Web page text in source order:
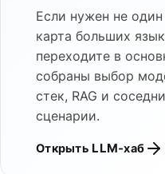
Если нужен не
карта больших
переходите в
собраны выбор
стек, RAG и
сценарии.
Открыть LLM-хаб